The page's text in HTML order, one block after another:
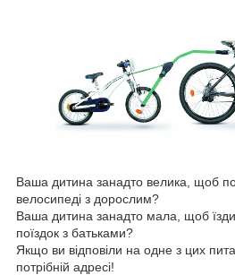
Ваша дитина занадто велика, щоб
велосипеді з дорослим?
Ваша дитина занадто мала, щоб
поїздок з батьками?
Якщо ви відповіли на одне з цих
потрібній адресі!